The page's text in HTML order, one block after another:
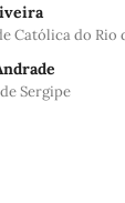
Católica do Rio
Sergipe